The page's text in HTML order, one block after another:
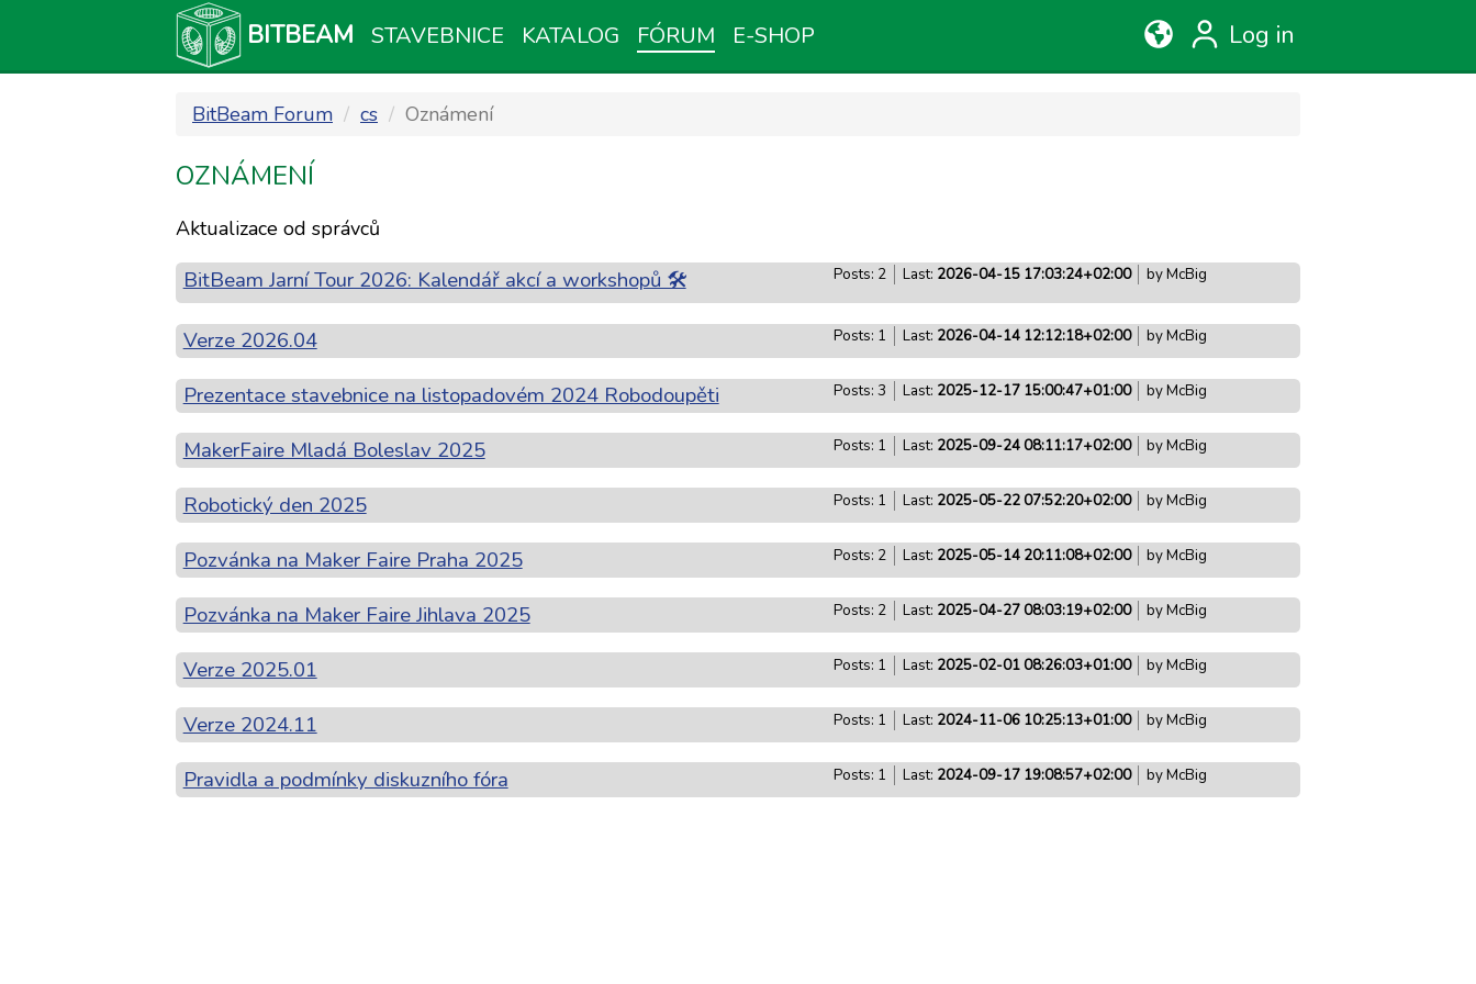
BITBEAM Log in
STAVEBNICE KATALOG FÓRUM E-SHOP
BitBeam Forum cs Oznámení
OZNÁMENÍ
Aktualizace od správců
BitBeam Jarní Tour 2026: Kalendář akcí a workshopů 🛠️ Posts: 2 Last: 2026-04-15 17:03:24+02:00 by McBig
Verze 2026.04 Posts: 1 Last: 2026-04-14 12:12:18+02:00 by McBig
Prezentace stavebnice na listopadovém 2024 Robodoupěti Posts: 3 Last: 2025-12-17 15:00:47+01:00 by McBig
MakerFaire Mladá Boleslav 2025 Posts: 1 Last: 2025-09-24 08:11:17+02:00 by McBig
Robotický den 2025 Posts: 1 Last: 2025-05-22 07:52:20+02:00 by McBig
Pozvánka na Maker Faire Praha 2025 Posts: 2 Last: 2025-05-14 20:11:08+02:00 by McBig
Pozvánka na Maker Faire Jihlava 2025 Posts: 2 Last: 2025-04-27 08:03:19+02:00 by McBig
Verze 2025.01 Posts: 1 Last: 2025-02-01 08:26:03+01:00 by McBig
Verze 2024.11 Posts: 1 Last: 2024-11-06 10:25:13+01:00 by McBig
Pravidla a podmínky diskuzního fóra Posts: 1 Last: 2024-09-17 19:08:57+02:00 by McBig